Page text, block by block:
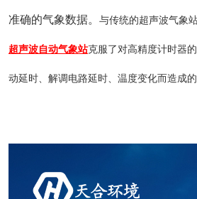
准确的气象数据。 与传统的超声波气象
超声波自动气象站克服了对高精度计时器
动延时、解调电路延时、温度变化而造成的